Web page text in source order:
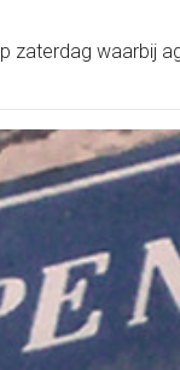
zaterdag waarbij